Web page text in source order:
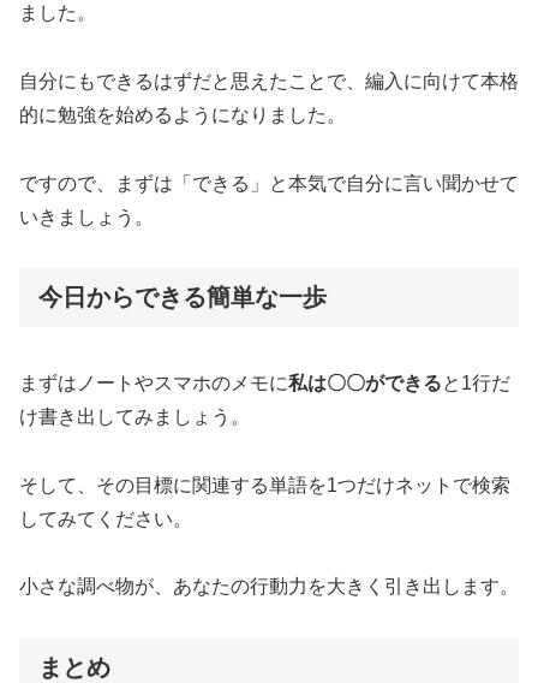
ました。
自分にもできるはずだと思えたことで、編入に向けて本格
的に勉強を始めるようになりました。
ですので、まずは「できる」と本気で自分に言い聞かせて
いきましょう。
今日からできる簡単な一歩
まずはノートやスマホのメモに私は〇〇ができると1行だ
け書き出してみましょう。
そして、その目標に関連する単語を1つだけネットで検索
してみてください。
小さな調べ物が、あなたの行動力を大きく引き出します。
まとめ